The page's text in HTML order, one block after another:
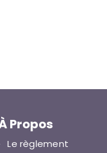
Propos
Le règlement